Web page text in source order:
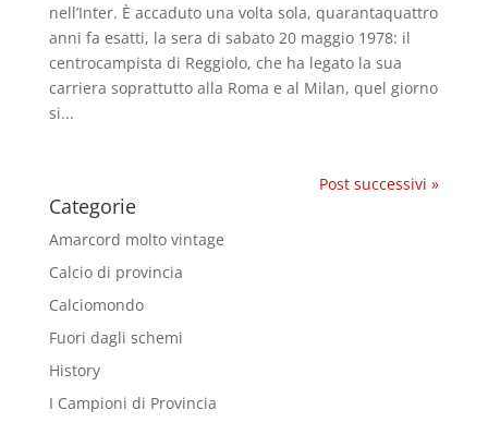
nell’Inter. È accaduto una volta sola, quarantaquattro
anni fa esatti, la sera di sabato 20 maggio 1978: il
centrocampista di Reggiolo, che ha legato la sua
carriera soprattutto alla Roma e al Milan, quel giorno
si...
Post successivi »
Categorie
Amarcord molto vintage
Calcio di provincia
Calciomondo
Fuori dagli schemi
History
I Campioni di Provincia